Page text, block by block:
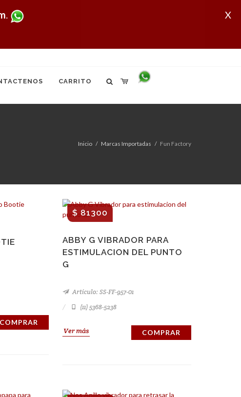
X
.
CARRITO
Inicio Marcas Importadas Fun Factory
COMPRAR
ABBY G VIBRADOR PARA
ESTIMULACION DEL PUNTO
G
$ 81300
Artículo: SS-FF-957-01
(11) 5368-5238
Ver más COMPRAR